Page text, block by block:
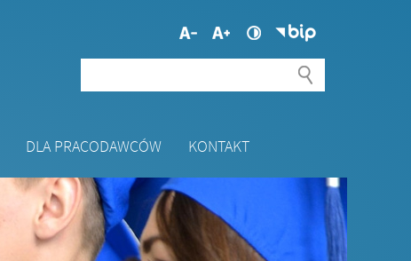
DLA PRACODAWCÓW KONTAKT